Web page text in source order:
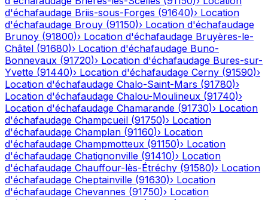
d'échafaudage Briis-sous-Forges (91640)› Location
d'échafaudage Brouy (91150)› Location d'échafaudage
Brunoy (91800)› Location d'échafaudage Bruyères-le-
Châtel (91680)› Location d'échafaudage Buno-
Bonnevaux (91720)› Location d'échafaudage Bures-sur-
Yvette (91440)› Location d'échafaudage Cerny (91590)›
Location d'échafaudage Chalo-Saint-Mars (91780)›
Location d'échafaudage Chalou-Moulineux (91740)›
Location d'échafaudage Chamarande (91730)› Location
d'échafaudage Champcueil (91750)› Location
d'échafaudage Champlan (91160)› Location
d'échafaudage Champmotteux (91150)› Location
d'échafaudage Chatignonville (91410)› Location
d'échafaudage Chauffour-lès-Étréchy (91580)› Location
d'échafaudage Cheptainville (91630)› Location
d'échafaudage Chevannes (91750)› Location